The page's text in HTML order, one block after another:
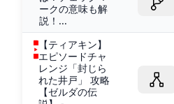
ークの意味も解
説！...
【ティアキン】
エピソードチャ
レンジ「封じら
れた井戸」 攻略
【ゼルダの伝